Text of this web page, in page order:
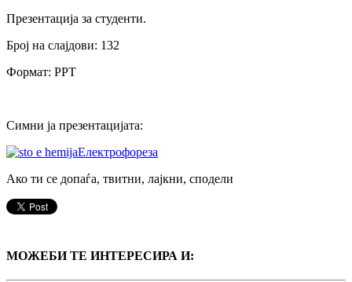
Презентација за студенти.
Број на слајдови: 132
Формат: PPT
Симни ја презентацијата:
Електрофореза
Ако ти се допаѓа, твитни, лајкни, сподели
МОЖЕБИ ТЕ ИНТЕРЕСИРА И: